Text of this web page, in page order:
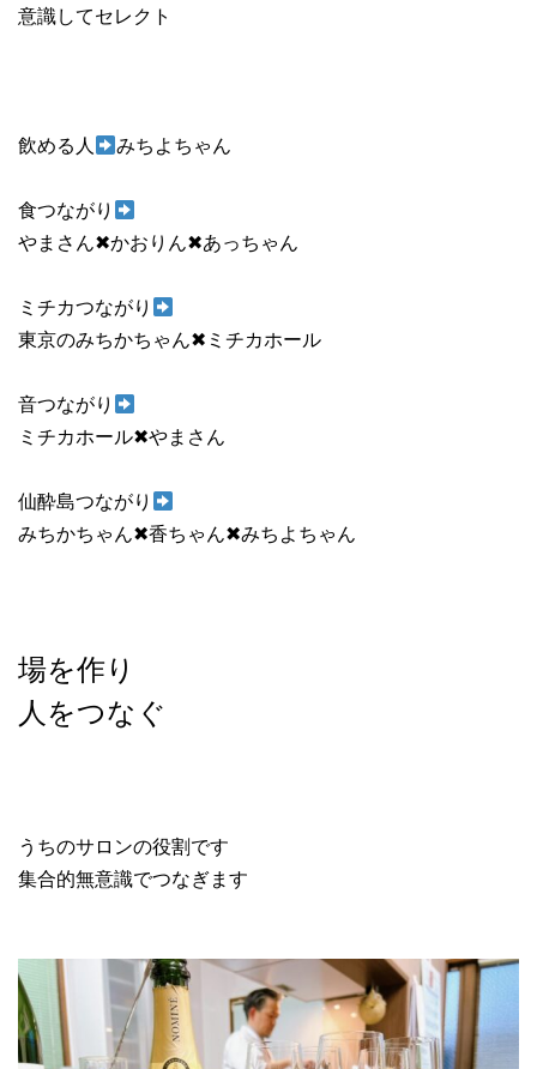
意識してセレクト
飲める人 みちよちゃん
食つながり
やまさん✖︎かおりん✖︎あっちゃん
ミチカつながり
東京のみちかちゃん✖︎ミチカホール
音つながり
ミチカホール✖︎やまさん
仙酔島つながり
みちかちゃん✖︎香ちゃん✖︎みちよちゃん
場を作り
人をつなぐ
うちのサロンの役割です
集合的無意識でつなぎます